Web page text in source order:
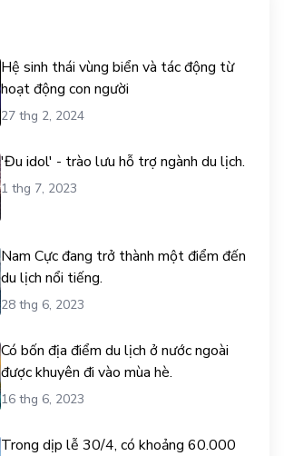
Hệ sinh thái vùng biển và tác động từ
hoạt động con người
27 thg 2, 2024
'Đu idol' - trào lưu hỗ trợ ngành du lịch.
1 thg 7, 2023
Nam Cực đang trở thành một điểm đến
du lịch nổi tiếng.
28 thg 6, 2023
Có bốn địa điểm du lịch ở nước ngoài
được khuyên đi vào mùa hè.
16 thg 6, 2023
Trong dịp lễ 30/4, có khoảng 60.000